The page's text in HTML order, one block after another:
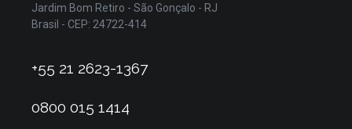
Jardim Bom Retiro - São Gonçalo - RJ
Brasil - CEP: 24722-414
+55 21 2623-1367
0800 015 1414